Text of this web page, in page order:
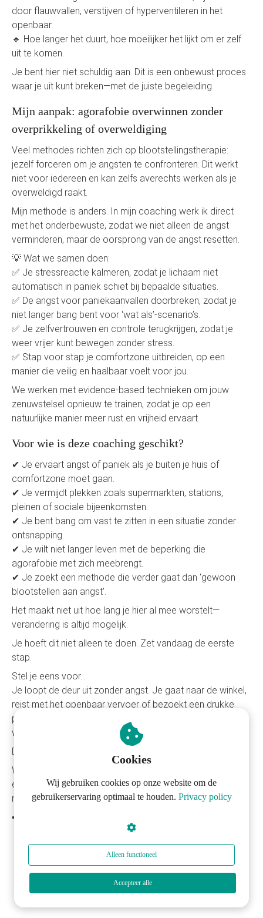
door flauwvallen, verstijven of hyperventileren in het
openbaar.
🔹 Hoe langer het duurt, hoe moeilijker het lijkt om er zelf
uit te komen.
Je bent hier niet schuldig aan. Dit is een onbewust proces
waar je uit kunt breken—met de juiste begeleiding.
Mijn aanpak: agorafobie overwinnen zonder
overprikkeling of overweldiging
Veel methodes richten zich op blootstellingstherapie:
jezelf forceren om je angsten te confronteren. Dit werkt
niet voor iedereen en kan zelfs averechts werken als je
overweldigd raakt.
Mijn methode is anders. In mijn coaching werk ik direct
met het onderbewuste, zodat we niet alleen de angst
verminderen, maar de oorsprong van de angst resetten.
💡 Wat we samen doen:
✅ Je stressreactie kalmeren, zodat je lichaam niet
automatisch in paniek schiet bij bepaalde situaties.
✅ De angst voor paniekaanvallen doorbreken, zodat je
niet langer bang bent voor ‘wat als’-scenario’s.
✅ Je zelfvertrouwen en controle terugkrijgen, zodat je
weer vrijer kunt bewegen zonder stress.
✅ Stap voor stap je comfortzone uitbreiden, op een
manier die veilig en haalbaar voelt voor jou.
We werken met evidence-based technieken om jouw
zenuwstelsel opnieuw te trainen, zodat je op een
natuurlijke manier meer rust en vrijheid ervaart.
Voor wie is deze coaching geschikt?
✔ Je ervaart angst of paniek als je buiten je huis of
comfortzone moet gaan.
✔ Je vermijdt plekken zoals supermarkten, stations,
pleinen of sociale bijeenkomsten.
✔ Je bent bang om vast te zitten in een situatie zonder
ontsnapping.
✔ Je wilt niet langer leven met de beperking die
agorafobie met zich meebrengt.
✔ Je zoekt een methode die verder gaat dan ‘gewoon
blootstellen aan angst’.
Het maakt niet uit hoe lang je hier al mee worstelt—
verandering is altijd mogelijk.
Je hoeft dit niet alleen te doen. Zet vandaag de eerste
stap.
Stel je eens voor…
Je loopt de deur uit zonder angst. Je gaat naar de winkel,
reist met het openbaar vervoer of bezoekt een drukke
plek—zonder dat je lichaam in paniek schiet. Je voelt je
weer vrij, in controle en ontspannen.
Dat kan. Agorafobie hoeft je leven niet te bepalen.
Wil jij ontdekken hoe deze coaching jou kan helpen? Plan
een gratis kennismakingsgesprek en zet de eerste stap
naar vrijheid.
➡ Klik hier om je gratis kennismaking te boeken
ik wil een kennismakingsgesprek
Cookies
Wij gebruiken cookies op onze website om de
gebruikerservaring optimaal te houden. Privacy policy
Alleen functioneel
Accepteer alle